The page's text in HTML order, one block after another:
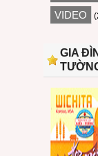
VIDEO
GIA